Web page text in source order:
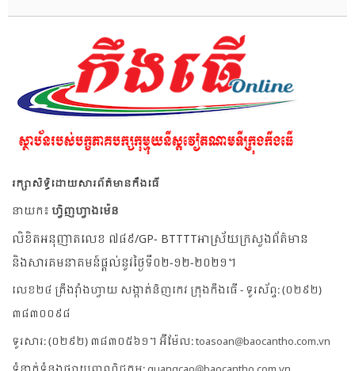
រក្សាសិទ្ធិដោយសារព័ត៌មានកឹងធើ
នាយក៖ ហ្វិញហ្វាងម៉េន
លិខិតអនុញាតលេខ ៧៨៩/GP- BTTTTអាស្រ័យក្រសួងព័ត៌មាន
និងសារគមនាគមន៍ផ្តល់នូវថ្ងៃទី០២-១២-២០២១។
លេខ២៤ ត្រឹងវ៉ាំងហ្វាយ សង្កាត់និញកេវ ក្រុងកឹងធើ - ទូរស័ព្ទ: (០២៩២)
៣៨៣០០៩៨
ទូរសារ: (០២៩២) ៣៨៣០៥៦១។ អ៊ីម៉ែល:toasoan@baocantho.com.vn